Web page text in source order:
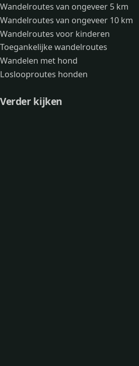
Wandelroutes van ongeveer 5 km
Wandelroutes van ongeveer 10 km
Wandelroutes voor kinderen
Toegankelijke wandelroutes
Wandelen met hond
Loslooproutes honden
Verder kijken